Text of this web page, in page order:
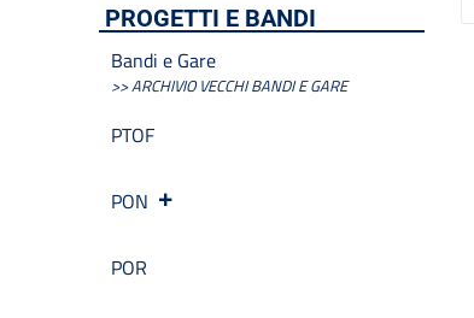
PROGETTI E BANDI
Bandi e Gare
>> ARCHIVIO VECCHI BANDI E GARE
PTOF
PON
POR